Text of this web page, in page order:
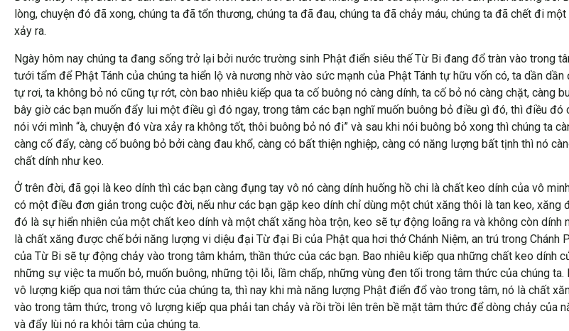
lòng, chuyện đó đã xong, chúng ta đã tổn thương, chúng ta đã đau, chúng ta đã chảy máu, chúng ta đã chết đi
xảy ra.
Ngày hôm nay chúng ta đang sống trở lại bởi nước trường sinh Phật điển siêu thế Từ Bi đang đổ tràn vào trong
tưới tẩm để Phật Tánh của chúng ta hiển lộ và nương nhờ vào sức mạnh của Phật Tánh tự hữu vốn có, ta dần
tự rơi, ta không bỏ nó cũng tự rớt, còn bao nhiêu kiếp qua ta cố buông nó càng dính, ta cố bỏ nó càng chặt, càng
bây giờ các bạn muốn đẩy lui một điều gì đó ngay, trong tâm các bạn nghĩ muốn buông bỏ điều gì đó, thì điều
nói với mình “à, chuyện đó vừa xảy ra không tốt, thôi buông bỏ nó đi” và sau khi nói buông bỏ xong thì chúng ta
càng cố đẩy, càng cố buông bỏ bởi càng đau khổ, càng có bất thiện nghiệp, càng có năng lượng bất tịnh thì nó
chất dính như keo.
Ở trên đời, đã gọi là keo dính thì các bạn càng đụng tay vô nó càng dính huống hồ chi là chất keo dính của vô
có một điều đơn giản trong cuộc đời, nếu như các bạn gặp keo dính chỉ dùng một chút xăng thôi là tan keo,
đó là sự hiển nhiên của một chất keo dính và một chất xăng hòa trộn, keo sẽ tự động loãng ra và không còn
là chất xăng được chế bởi năng lượng vi diệu đại Từ đại Bi của Phật qua hơi thở Chánh Niệm, an trú trong Chánh
của Từ Bi sẽ tự động chảy vào trong tâm khảm, thần thức của các bạn. Bao nhiêu kiếp qua những chất keo dính
những sự việc ta muốn bỏ, muốn buông, những tội lỗi, lầm chấp, những vùng đen tối trong tâm thức của chúng
vô lượng kiếp qua nơi tâm thức của chúng ta, thì nay khi mà năng lượng Phật điển đổ vào trong tâm, nó là chất
vào trong tâm thức, trong vô lượng kiếp qua phải tan chảy và rồi trồi lên trên bề mặt tâm thức để dòng chảy của
và đẩy lùi nó ra khỏi tâm của chúng ta.